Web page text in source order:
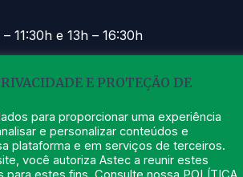
11:30h e 13h – 16:30h
Direitos Reservados. Desenvolvido por Nexx
E PROTEÇÃO DE
para proporcionar uma experiência
e personalizar conteúdos e
plataforma e em serviços de terceiros.
você autoriza Astec a reunir estes